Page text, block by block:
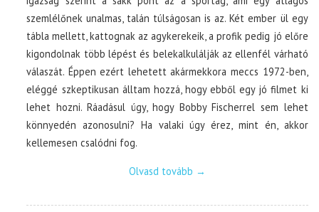
szemlélőnek unalmas, talán túlságosan is az. Két ember ül egy
tábla mellett, kattognak az agykerekeik, a profik pedig jó előre
kigondolnak több lépést és belekalkulálják az ellenfél várható
válaszát. Éppen ezért lehetett akármekkora meccs 1972-ben,
eléggé szkeptikusan álltam hozzá, hogy ebből egy jó filmet ki
lehet hozni. Ráadásul úgy, hogy Bobby Fischerrel sem lehet
könnyedén azonosulni? Ha valaki úgy érez, mint én, akkor
kellemesen csalódni fog.
Olvasd tovább →